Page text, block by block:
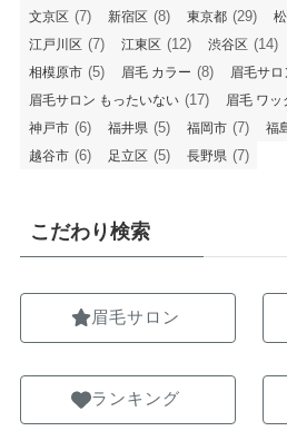
文京区 (7) 新宿区 (8) 東京都 (29)
江戸川区 (7) 江東区 (12) 渋谷区 (14)
相模原市 (5) 眉毛 カラー (8) 眉毛サ
眉毛サロン もったいない (17) 眉毛 ワッ
神戸市 (6) 福井県 (5) 福岡市 (7) 福
越谷市 (6) 足立区 (5) 長野県 (7)
こだわり検索
眉毛サロン
ランキング